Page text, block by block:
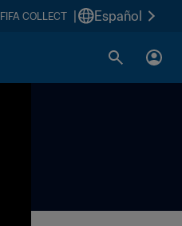
FIFA COLLECT Español